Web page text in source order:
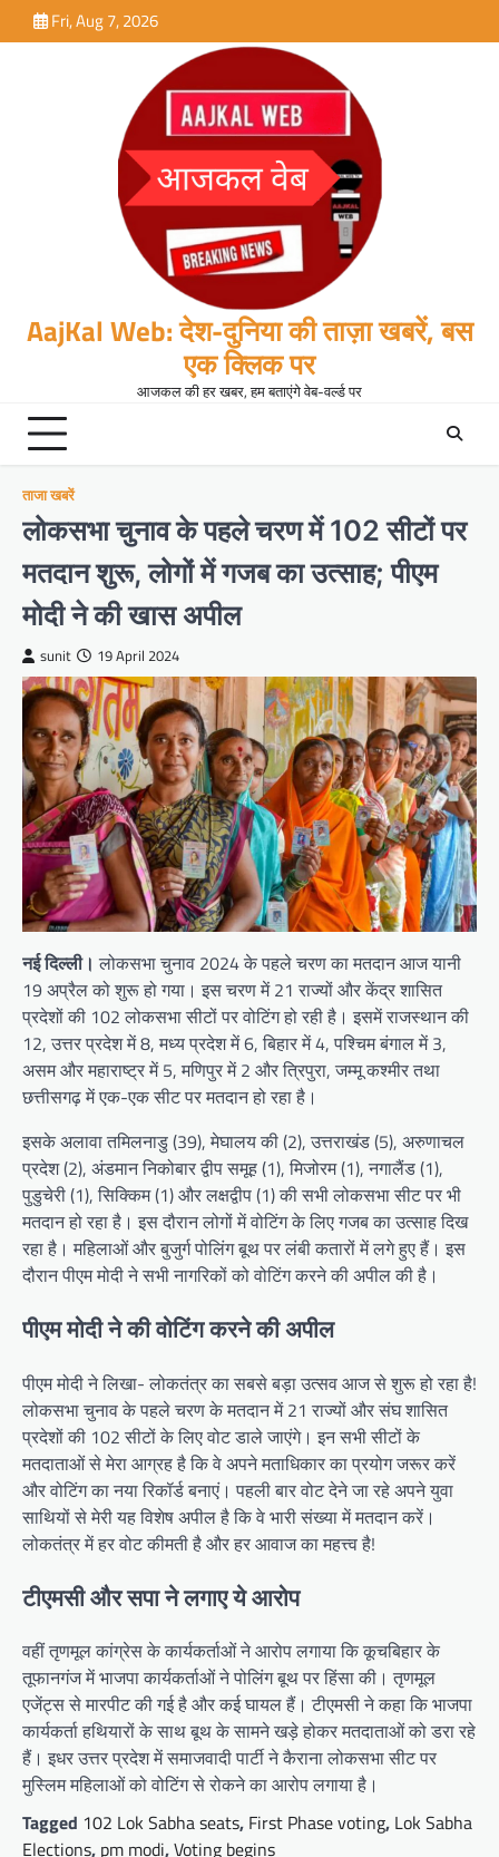
to
Fri, Aug 7, 2026
AajKal Web: देश-दुनिया की ताज़ा खबरें, बस
एक क्लिक पर
आजकल की हर खबर, हम बताएंगे वेब-वर्ल्ड पर
ताजा खबरें
लोकसभा चुनाव के पहले चरण में 102 सीटों पर
मतदान शुरू, लोगों में गजब का उत्साह; पीएम
मोदी ने की खास अपील
sunit 19 April 2024
नई दिल्ली। लोकसभा चुनाव 2024 के पहले चरण का मतदान आज यानी
19 अप्रैल को शुरू हो गया। इस चरण में 21 राज्यों और केंद्र शासित
प्रदेशों की 102 लोकसभा सीटों पर वोटिंग हो रही है। इसमें राजस्थान की
12, उत्तर प्रदेश में 8, मध्य प्रदेश में 6, बिहार में 4, पश्चिम बंगाल में 3,
असम और महाराष्ट्र में 5, मणिपुर में 2 और त्रिपुरा, जम्मू कश्मीर तथा
छत्तीसगढ़ में एक-एक सीट पर मतदान हो रहा है।
इसके अलावा तमिलनाडु (39), मेघालय की (2), उत्तराखंड (5), अरुणाचल
प्रदेश (2), अंडमान निकोबार द्वीप समूह (1), मिजोरम (1), नगालैंड (1),
पुडुचेरी (1), सिक्किम (1) और लक्षद्वीप (1) की सभी लोकसभा सीट पर भी
मतदान हो रहा है। इस दौरान लोगों में वोटिंग के लिए गजब का उत्साह दिख
रहा है। महिलाओं और बुजुर्ग पोलिंग बूथ पर लंबी कतारों में लगे हुए हैं। इस
दौरान पीएम मोदी ने सभी नागरिकों को वोटिंग करने की अपील की है।
पीएम मोदी ने की वोटिंग करने की अपील
पीएम मोदी ने लिखा- लोकतंत्र का सबसे बड़ा उत्सव आज से शुरू हो रहा है!
लोकसभा चुनाव के पहले चरण के मतदान में 21 राज्यों और संघ शासित
प्रदेशों की 102 सीटों के लिए वोट डाले जाएंगे। इन सभी सीटों के
मतदाताओं से मेरा आग्रह है कि वे अपने मताधिकार का प्रयोग जरूर करें
और वोटिंग का नया रिकॉर्ड बनाएं। पहली बार वोट देने जा रहे अपने युवा
साथियों से मेरी यह विशेष अपील है कि वे भारी संख्या में मतदान करें।
लोकतंत्र में हर वोट कीमती है और हर आवाज का महत्त्व है!
टीएमसी और सपा ने लगाए ये आरोप
वहीं तृणमूल कांग्रेस के कार्यकर्ताओं ने आरोप लगाया कि कूचबिहार के
तूफानगंज में भाजपा कार्यकर्ताओं ने पोलिंग बूथ पर हिंसा की। तृणमूल
एजेंट्स से मारपीट की गई है और कई घायल हैं। टीएमसी ने कहा कि भाजपा
कार्यकर्ता हथियारों के साथ बूथ के सामने खड़े होकर मतदाताओं को डरा रहे
हैं। इधर उत्तर प्रदेश में समाजवादी पार्टी ने कैराना लोकसभा सीट पर
मुस्लिम महिलाओं को वोटिंग से रोकने का आरोप लगाया है।
Tagged 102 Lok Sabha seats, First Phase voting, Lok Sabha
Elections, pm modi,Voting begins